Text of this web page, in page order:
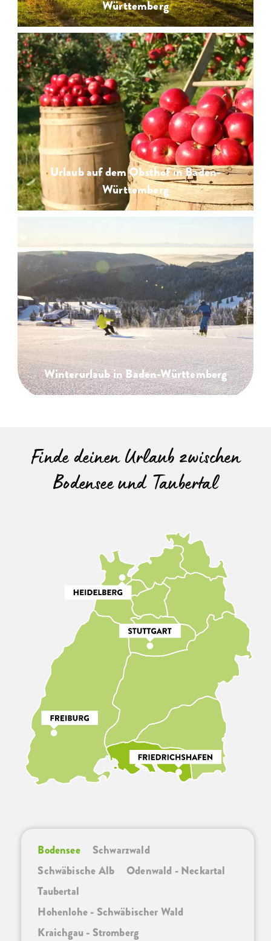
Württemberg
Urlaub auf dem Obsthof in Baden-
Württemberg
Winterurlaub in Baden-Württemberg
Finde deinen Urlaub zwischen
Bodensee und Taubertal
Bodensee
Schwarzwald
Schwäbische Alb
Odenwald - Neckartal
Taubertal
Hohenlohe - Schwäbischer Wald
Kraichgau - Stromberg